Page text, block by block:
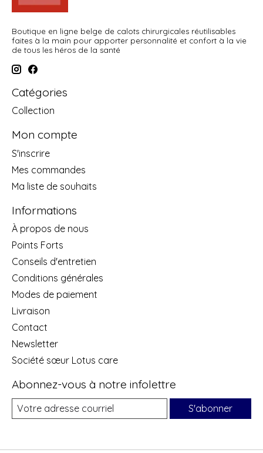
Boutique en ligne belge de calots chirurgicales réutilisables
faites à la main pour apporter personnalité et confort à la vie
de tous les héros de la santé
Catégories
Collection
Mon compte
S'inscrire
Mes commandes
Ma liste de souhaits
Informations
À propos de nous
Points Forts
Conseils d'entretien
Conditions générales
Modes de paiement
Livraison
Contact
Newsletter
Société sœur Lotus care
Abonnez-vous à notre infolettre
S'abonner